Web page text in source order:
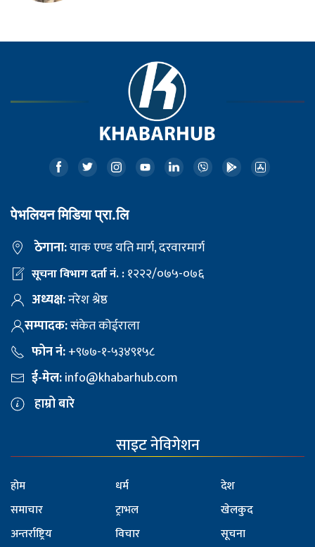
पेभलियन मिडिया प्रा.लि
ठेगाना:याक एण्ड यति मार्ग, दरवारमार्ग
सूचना विभाग दर्ता नं. :१२२२/०७५-०७६
अध्यक्ष:नरेश श्रेष्ठ
सम्पादक:संकेत कोईराला
फोन नं:+९७७-१-५३४९१५८
ई-मेल:info@khabarhub.com
हाम्रो बारे
साइट नेविगेशन
होम
समाचार
अन्तर्राष्ट्रिय
धर्म
ट्राभल
विचार
देश
खेलकुद
सूचना